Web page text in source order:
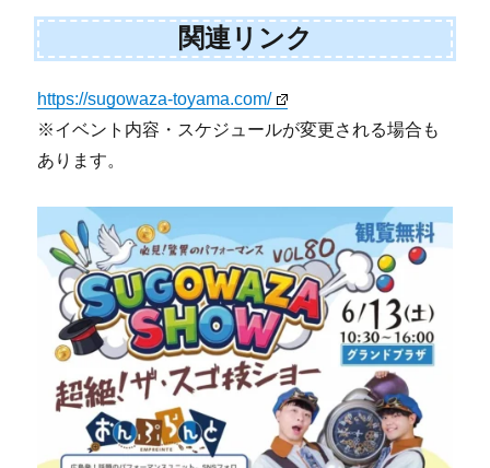
関連リンク
https://sugowaza-toyama.com/
※イベント内容・スケジュールが変更される場合も
あります。